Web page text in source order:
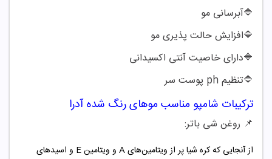
🔷آبرسانی مو
🔷افزایش حالت پذیری مو
🔷دارای خاصیت آنتی اکسیدانی
🔷تنظیمph پوست سر
ترکیبات شامپو مناسب موهای رنگ شده آدرا
📌 روغن شی باتر:
از آنجایی که کره شیا پر از ویتامین‌هایA و ویتامینE و اسیدهای